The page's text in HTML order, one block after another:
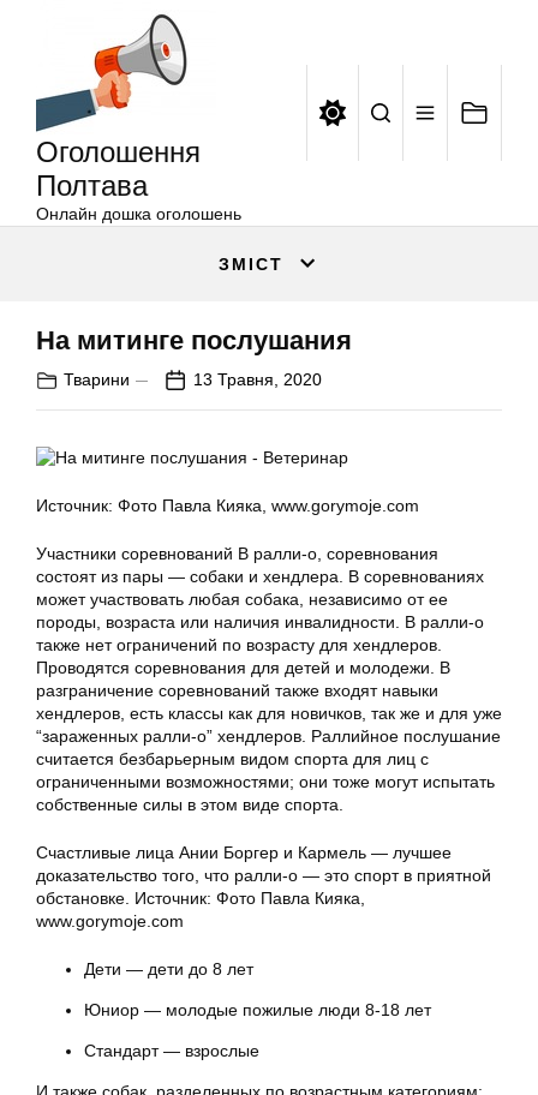
Оголошення
Полтава
Онлайн дошка оголошень
ЗМІСТ
На митинге послушания
Тварини 13 Травня, 2020
Источник: Фото Павла Кияка, www.gorymoje.com
Участники соревнований В ралли-о, соревнования
состоят из пары — собаки и хендлера. В соревнованиях
может участвовать любая собака, независимо от ее
породы, возраста или наличия инвалидности. В ралли-о
также нет ограничений по возрасту для хендлеров.
Проводятся соревнования для детей и молодежи. В
разграничение соревнований также входят навыки
хендлеров, есть классы как для новичков, так же и для уже
“зараженных ралли-о” хендлеров. Раллийное послушание
считается безбарьерным видом спорта для лиц с
ограниченными возможностями; они тоже могут испытать
собственные силы в этом виде спорта.
Счастливые лица Ании Боргер и Кармель — лучшее
доказательство того, что ралли-о — это спорт в приятной
обстановке. Источник: Фото Павла Кияка,
www.gorymoje.com
Дети — дети до 8 лет
Юниор — молодые пожилые люди 8-18 лет
Стандарт — взрослые